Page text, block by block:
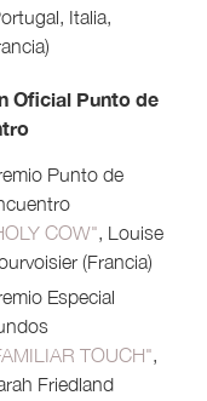
Italia,
Oficial Punto de
Punto de
COW", Louise
(Francia)
Especial
TOUCH",
Friedland